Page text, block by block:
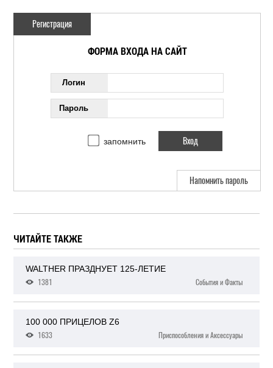
Регистрация
ФОРМА ВХОДА НА САЙТ
Логин
Пароль
запомнить
Напомнить пароль
ЧИТАЙТЕ ТАКЖЕ
WALTHER ПРАЗДНУЕТ 125-ЛЕТИЕ
1381
События и Факты
100 000 ПРИЦЕЛОВ Z6
1633
Приспособления и Аксессуары